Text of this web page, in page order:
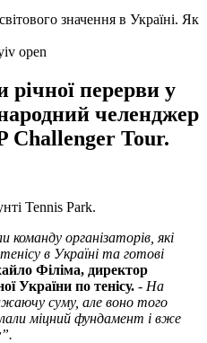
open
річної перерви у
челенджер
Challenger Tour.
Tennis Park.
команду організаторів, які
в Україні та готові
Філіма, директор
України по тенісу. - На
суму, але воно того
міцний фундамент і вже